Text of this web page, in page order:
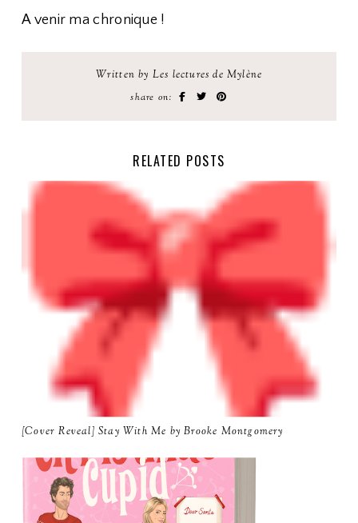
A venir ma chronique !
Written by Les lectures de Mylène
share on:
RELATED POSTS
[Cover Reveal] Stay With Me by Brooke Montgomery